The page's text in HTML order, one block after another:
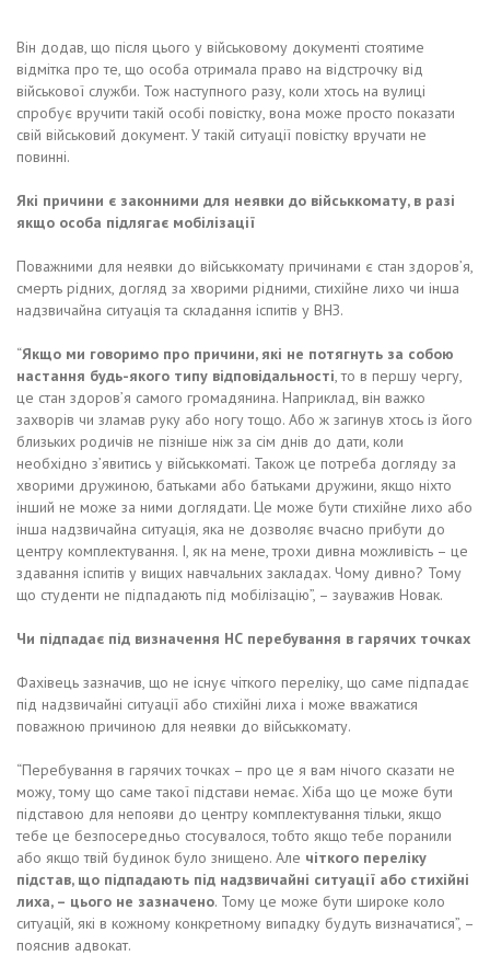
Він додав, що після цього у військовому документі стоятиме
відмітка про те, що особа отримала право на відстрочку від
військової служби. Тож наступного разу, коли хтось на вулиці
спробує вручити такій особі повістку, вона може просто показати
свій військовий документ. У такій ситуації повістку вручати не
повинні.
Які причини є законними для неявки до військкомату, в разі
якщо особа підлягає мобілізації
Поважними для неявки до військкомату причинами є стан здоров’я,
смерть рідних, догляд за хворими рідними, стихійне лихо чи інша
надзвичайна ситуація та складання іспитів у ВНЗ.
“Якщо ми говоримо про причини, які не потягнуть за собою
настання будь-якого типу відповідальності , то в першу чергу,
це стан здоров’я самого громадянина. Наприклад, він важко
захворів чи зламав руку або ногу тощо. Або ж загинув хтось із його
близьких родичів не пізніше ніж за сім днів до дати, коли
необхідно з’явитись у військкоматі. Також це потреба догляду за
хворими дружиною, батьками або батьками дружини, якщо ніхто
інший не може за ними доглядати. Це може бути стихійне лихо або
інша надзвичайна ситуація, яка не дозволяє вчасно прибути до
центру комплектування. І, як на мене, трохи дивна можливість – це
здавання іспитів у вищих навчальних закладах. Чому дивно? Тому
що студенти не підпадають під мобілізацію”, – зауважив Новак.
Чи підпадає під визначення НС перебування в гарячих точках
Фахівець зазначив, що не існує чіткого переліку, що саме підпадає
під надзвичайні ситуації або стихійні лиха і може вважатися
поважною причиною для неявки до військкомату.
“Перебування в гарячих точках – про це я вам нічого сказати не
можу, тому що саме такої підстави немає. Хіба що це може бути
підставою для непояви до центру комплектування тільки, якщо
тебе це безпосередньо стосувалося, тобто якщо тебе поранили
або якщо твій будинок було знищено. Але чіткого переліку
підстав, що підпадають під надзвичайні ситуації або стихійні
лиха, – цього не зазначено. Тому це може бути широке коло
ситуацій, які в кожному конкретному випадку будуть визначатися”, –
пояснив адвокат.